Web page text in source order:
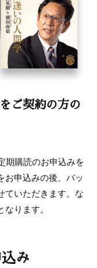
ご契約の方の
期購読のお申込みを
お申込みの後、バッ
ていただきます。な
ります。
み